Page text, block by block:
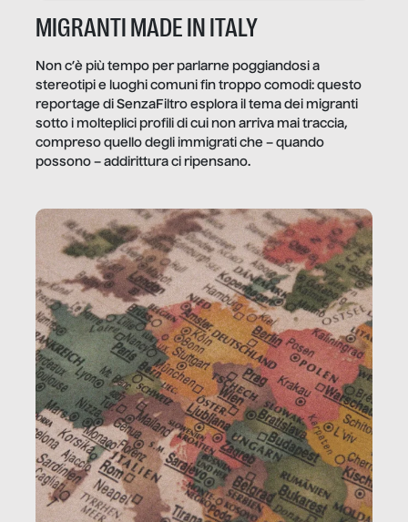
MIGRANTI MADE IN ITALY
Non c’è più tempo per parlarne poggiandosi a
stereotipi e luoghi comuni fin troppo comodi: questo
reportage di SenzaFiltro esplora il tema dei migranti
sotto i molteplici profili di cui non arriva mai traccia,
compreso quello degli immigrati che – quando
possono – addirittura ci ripensano.